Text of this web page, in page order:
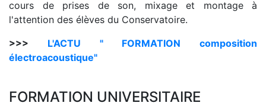
cours de prises de son, mixage et montage à
l'attention des élèves du Conservatoire.
>>> L'ACTU " FORMATION composition
électroacoustique"
FORMATION UNIVERSITAIRE